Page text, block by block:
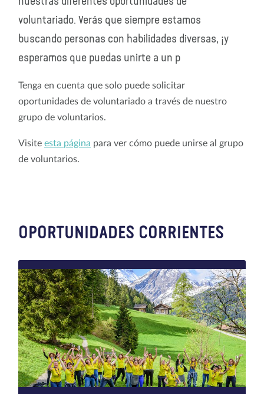
voluntariado. Verás que siempre estamos
buscando personas con habilidades diversas, ¡y
esperamos que puedas unirte a un p
Tenga en cuenta que solo puede solicitar
oportunidades de voluntariado a través de nuestro
grupo de voluntarios.
Visite esta página para ver cómo puede unirse al grupo
de voluntarios.
OPORTUNIDADES CORRIENTES